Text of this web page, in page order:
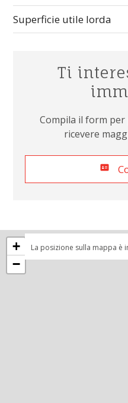
Superficie utile lorda
Ti
Compila il form
ricevere
La posizione sulla mappa è
+
−